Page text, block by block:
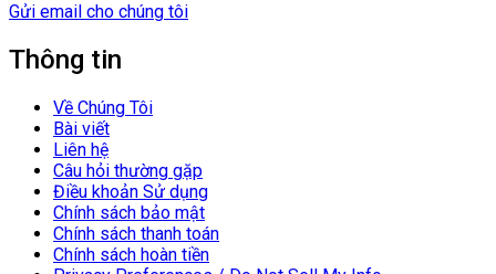
Gửi email cho chúng tôi
Thông tin
Về Chúng Tôi
Bài viết
Liên hệ
Câu hỏi thường gặp
Điều khoản Sử dụng
Chính sách bảo mật
Chính sách thanh toán
Chính sách hoàn tiền